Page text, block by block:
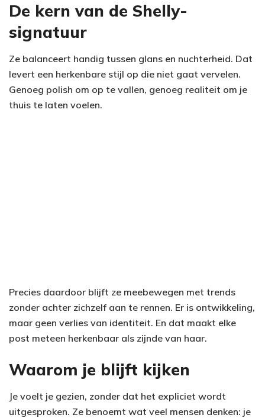
De kern van de Shelly-
signatuur
Ze balanceert handig tussen glans en nuchterheid. Dat
levert een herkenbare stijl op die niet gaat vervelen.
Genoeg polish om op te vallen, genoeg realiteit om je
thuis te laten voelen.
Precies daardoor blijft ze meebewegen met trends
zonder achter zichzelf aan te rennen. Er is ontwikkeling,
maar geen verlies van identiteit. En dat maakt elke
post meteen herkenbaar als zijnde van haar.
Waarom je blijft kijken
Je voelt je gezien, zonder dat het expliciet wordt
uitgesproken. Ze benoemt wat veel mensen denken: je